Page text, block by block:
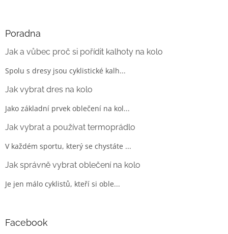
Poradna
Jak a vůbec proč si pořídit kalhoty na kolo
Spolu s dresy jsou cyklistické kalh...
Jak vybrat dres na kolo
Jako základní prvek oblečení na kol...
Jak vybrat a používat termoprádlo
V každém sportu, který se chystáte ...
Jak správně vybrat oblečení na kolo
Je jen málo cyklistů, kteří si oble...
Facebook